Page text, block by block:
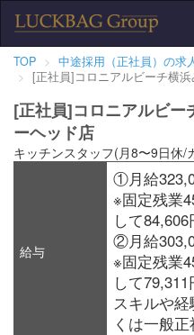
TOP
中途採用（正社員）の求
[正社員]コロニアルビーチ横
[正社員]コロニアルビー
ーヘッド店
キッチンスタッフ(月8〜9日休/
給与
①月給
※固定残業
して
②月給
※固定残業
して
スキルや
くは一般